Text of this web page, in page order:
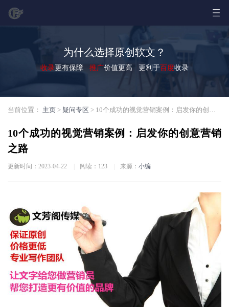
为什么选择原创软文？
收录更有保障 推广价值更高 更利于百度收录
当前位置： 主页 > 疑问专区 > 10个成功的视觉营销案例：启发你的创意营销之路
10个成功的视觉营销案例：启发你的创意营销
之路
更新时间：2023-04-22 阅读： 123 来源： 小编